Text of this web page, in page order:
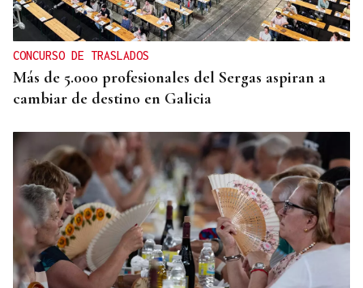
CONCURSO DE TRASLADOS
Más de 5.000 profesionales del Sergas aspiran a
cambiar de destino en Galicia